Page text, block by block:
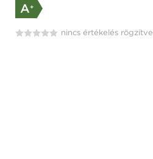
A+
nincs értékelés rögzítve